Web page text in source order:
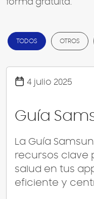
Eventos
Nuestros
Servicios
forma gratuita.
TODOS OTROS
4 julio 2025
Guía
La Guía
recursos clave
salud en tus
eficiente y